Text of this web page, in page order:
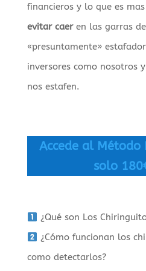
financieros y lo que es
evitar caeren las garras
«presuntamente»
inversores como nosotros
nos estafen.
Accede al Método
solo
¿Qué son Los
¿Cómo funcionan los
como detectarlos?